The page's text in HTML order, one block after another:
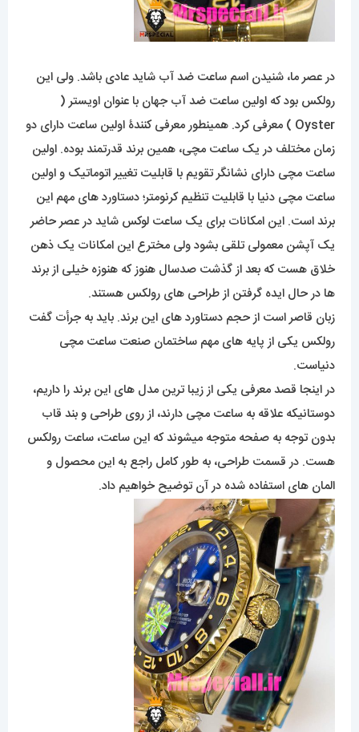
در عصر ما، شنیدن اسم ساعت ضد آب شاید عادی باشد. ولی این
رولکس بود که اولین ساعت ضد آب جهان با عنوان اویستر (
Oyster ) معرفی کرد. همینطور معرفی کنندۀ اولین ساعت دارای دو
زمان مختلف در یک ساعت مچی، همین برند قدرتمند بوده. اولین
ساعت مچی دارای نشانگر تقویم با قابلیت تغییر اتوماتیک و اولین
ساعت مچی دنیا با قابلیت تنظیم کرنومتر؛ دستاورد های مهم این
برند است. این امکانات برای یک ساعت لوکس شاید در عصر حاضر
یک آپشن معمولی تلقی بشود ولی مخترع این امکانات یک ذهن
خلاق هست که بعد از گذشت صدسال هنوز که هنوزه خیلی از برند
ها در حال ایده گرفتن از طراحی های رولکس هستند.
زبان قاصر است از حجم دستاورد های این برند. باید به جرأت گفت
رولکس یکی از پایه های مهم ساختمان صنعت ساعت مچی
دنیاست.
در اینجا قصد معرفی یکی از زیبا ترین مدل های این برند را داریم،
دوستانیکه علاقه به ساعت مچی دارند، از روی طراحی و بند قاب
بدون توجه به صفحه متوجه میشوند که این ساعت، ساعت رولکس
هست. در قسمت طراحی، به طور کامل راجع به این محصول و
المان های استفاده شده در آن توضیح خواهیم داد.